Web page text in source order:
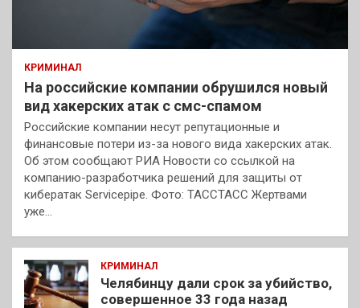
КРИМИНАЛ
На российские компании обрушился новый
вид хакерских атак с смс-спамом
Российские компании несут репутационные и
финансовые потери из-за нового вида хакерских атак.
Об этом сообщают РИА Новости со ссылкой на
компанию-разработчика решений для защиты от
кибератак Servicepipe. Фото: ТАССТАСС Жертвами
уже…
КРИМИНАЛ
Челябинцу дали срок за убийство,
совершенное 33 года назад